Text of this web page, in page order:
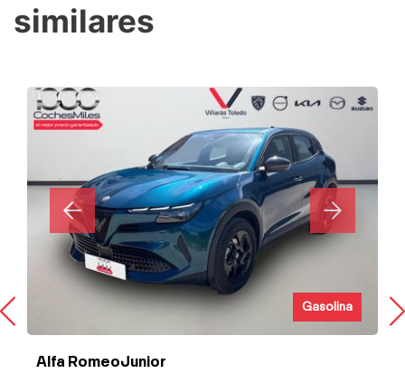
similares
Gasolina
Alfa RomeoJunior